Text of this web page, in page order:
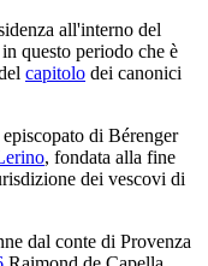
all'interno del
questo periodo che è
capitolo dei canonici
di Bérenger
, fondata alla fine
dei vescovi di
dal conte di Provenza